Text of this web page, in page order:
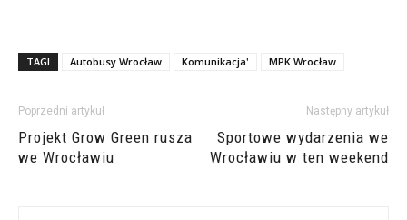
TAGI Autobusy Wrocław Komunikacja' MPK Wrocław
Poprzedni artykuł
Projekt Grow Green rusza
we Wrocławiu
Następny artykuł
Sportowe wydarzenia we
Wrocławiu w ten weekend